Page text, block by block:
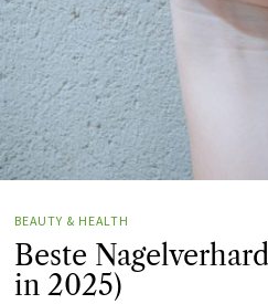
BEAUTY & HEALTH
Beste
in 2025)